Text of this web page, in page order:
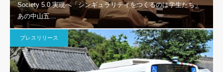
Society 5.0 実現へ「シンギュラリティをつくるのは学生たち」
あの中山五…
プレスリリース